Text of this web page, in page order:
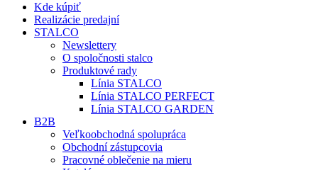
Kde kúpiť
Realizácie predajní
STALCO
Newslettery
O spoločnosti stalco
Produktové rady
Línia STALCO
Línia STALCO PERFECT
Línia STALCO GARDEN
B2B
Veľkoobchodná spolupráca
Obchodní zástupcovia
Pracovné oblečenie na mieru